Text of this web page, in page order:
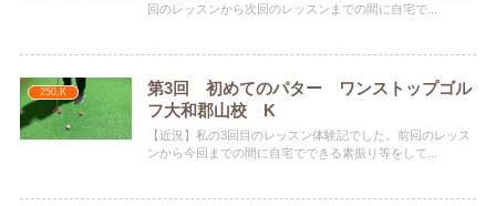
回のレッスンから次回のレッスンまでの間に自宅で...
250.K
第3回 初めてのパター ワンストップゴル
フ大和郡山校 K
【近況】私の3回目のレッスン体験記でした。前回のレッス
ンから今回までの間に自宅でできる素振り等をして...